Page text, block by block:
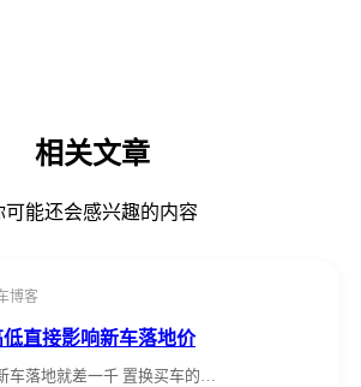
相关文章
可能还会感兴趣的内容
博客
低直接影响新车落地价
车落地就差一千 置换买车的…